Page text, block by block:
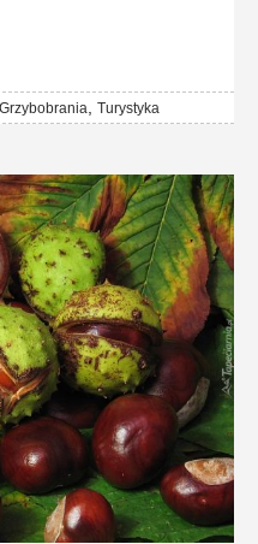
Turystyka